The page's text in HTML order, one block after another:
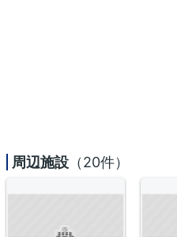
周辺施設 （20件）